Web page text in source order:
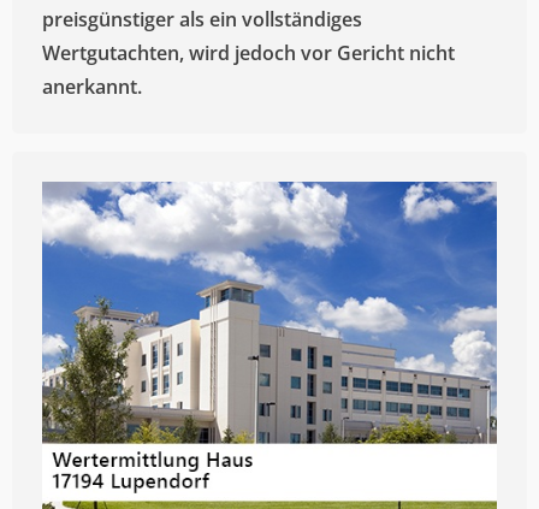
preisgünstiger als ein vollständiges
Wertgutachten, wird jedoch vor Gericht nicht
anerkannt.